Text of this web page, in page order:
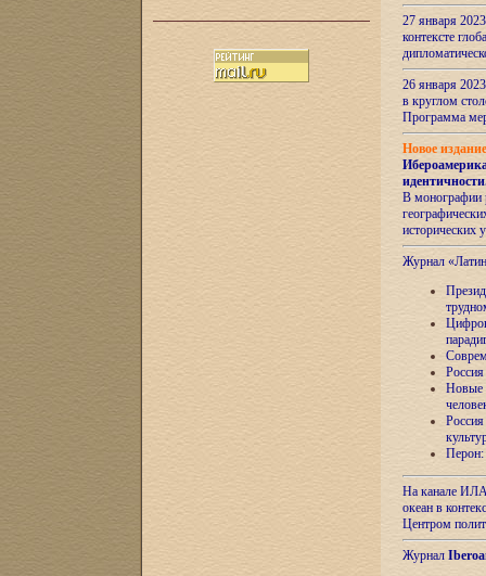
27 января
контексте
26 января
в круглом
Программа
Новое
идентичности
В монографии
исторических
Журнал
Новые
Перон:
На канале
океан в
Центром
Журнал